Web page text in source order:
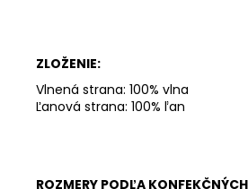
ZLOŽENIE:
Vlnená strana: 100% vlna
Ľanová strana: 100% ľan
ROZMERY PODĽA